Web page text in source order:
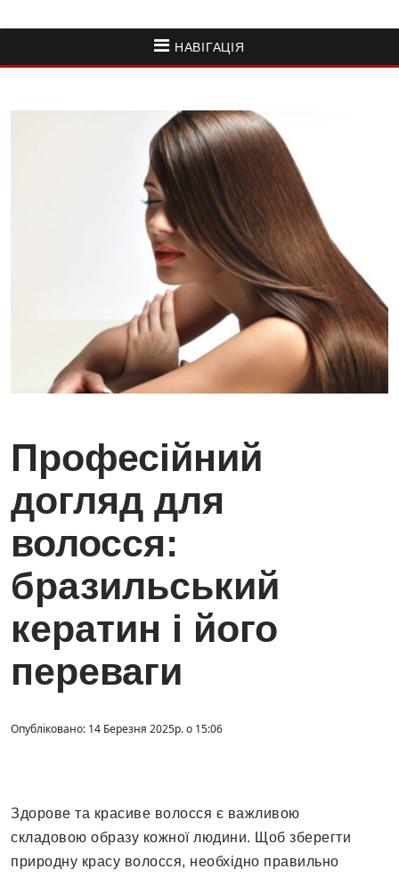
НАВІГАЦІЯ
Професійний
догляд для
волосся:
бразильський
кератин і його
переваги
Опубліковано: 14 Березня 2025р. о 15:06
Здорове та красиве волосся є важливою
складовою образу кожної людини. Щоб зберегти
природну красу волосся, необхідно правильно